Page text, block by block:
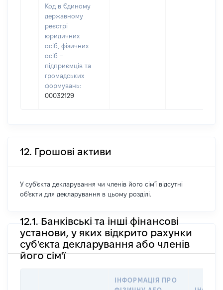
Код в Єдиному
державному
реєстрі
юридичних
осіб, фізичних
осіб –
підприємців та
громадських
формувань:
00032129
12. Грошові активи
У суб'єкта декларування чи членів його сім'ї відсутні
об'єкти для декларування в цьому розділі.
12.1. Банківські та інші фінансові
установи, у яких відкрито рахунки
суб'єкта декларування або членів
його сім'ї
ІНФОРМАЦІЯ ПРО